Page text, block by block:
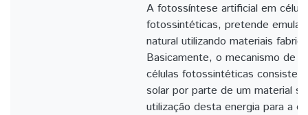
A fotossíntese artificial em
fotossintéticas, pretende
natural utilizando materiais
Basicamente, o mecanismo de
células fotossintéticas consiste
solar por parte de um material
utilização desta energia para a